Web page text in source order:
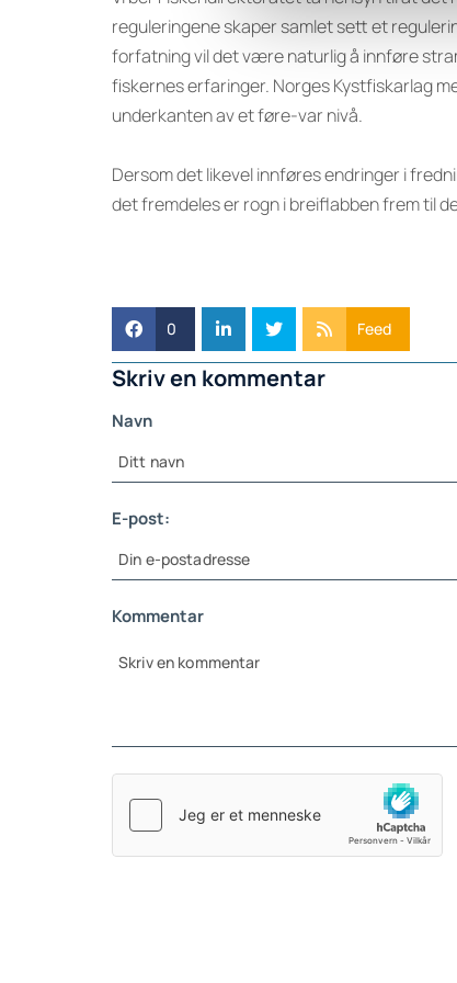
reguleringene skaper samlet sett et
forfatning vil det være naturlig å innføre
fiskernes erfaringer. Norges Kystfiskarlag
underkanten av et føre-var nivå.
Dersom det likevel innføres endringer i
det fremdeles er rogn i breiflabben frem til
0 Feed
Skriv en kommentar
Navn
E-post:
Kommentar